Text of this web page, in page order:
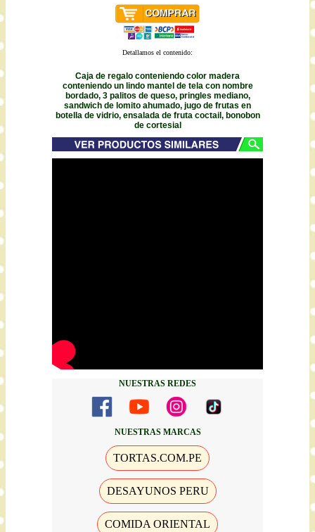
Detallamos el contenido:
Caja de regalo conteniendo color madera
conteniendo un lindo mantel de tela con nombre
bordado, 3 palitos de queso, pringles mediano,
sandwich de lomito ahumado, jugo de frutas en
botella de vidrio, ensalada de fruta coctail, bonobon
de cortesial
NUESTRAS REDES
NUESTRAS MARCAS
TORTAS.COM.PE
DESAYUNOS PERU
COMIDA ORIENTAL